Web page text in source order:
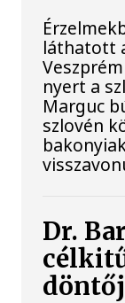
láthatott
nyert a
Marguc
szlovén
Dr.